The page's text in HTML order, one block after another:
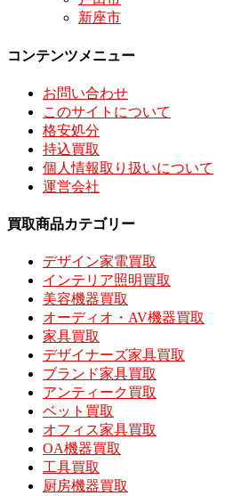
新座市
コンテンツメニュー
お問い合わせ
このサイトについて
格安処分
持込買取
個人情報取り扱いについて
運営会社
買取商品カテゴリー
デザイン家電買取
インテリア照明買取
美容機器買取
オーディオ・AV機器買取
家具買取
デザイナーズ家具買取
ブランド家具買取
アンティーク買取
ベット買取
オフィス家具買取
OA機器買取
工具買取
厨房機器買取